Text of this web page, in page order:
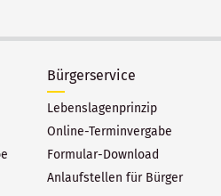
Bürgerservice
Lebenslagenprinzip
Online-Terminvergabe
Formular-Download
Anlaufstellen für Bürger